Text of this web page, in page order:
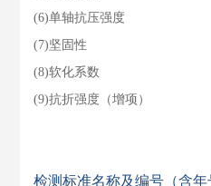
(6)单轴抗压强度
(7)坚固性
(8)软化系数
(9)抗折强度（增项）
检测标准名称及编号（含年